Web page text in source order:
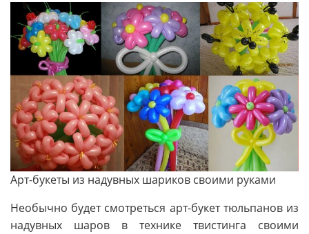
Арт-букеты из надувных шариков своими руками
Необычно будет смотреться арт-букет тюльпанов из
надувных шаров в технике твистинга своими